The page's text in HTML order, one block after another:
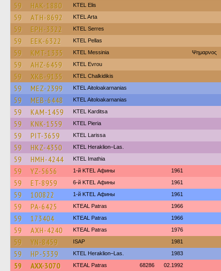
59 HAK-1880 KTEL Elis
59 ATH-8692 KTEL Arta
59 EPH-3322 KTEL Serres
59 EEK-6322 KTEL Pellas
59 KMT-1335 KTEL Messinia Ψημαρνος
59 AHZ-6459 KTEL Evrou
59 XKB-9135 ΚΤΕL Chalkidikis
59 MEZ-2399 KTEL Aitoloakarnanias
59 MEB-6448 KTEL Aitoloakarnanias
59 KAM-1459 ΚΤΕL Karditsa
59 KNK-1559 KTEL Pieria
59 PIT-3659 KTEL Larissa
59 HKZ-4350 KTEL Heraklion–Las.
59 HMH-4244 KTEL Imathia
59 YZ-5656 1-й KTEL Афины 1961
59 ET-8959 6-й KTEL Афины 1961
59 100822 1-й KTEL Афины 1961
59 PA-6425 KTEAL Patras 1966
59 173404 KTEAL Patras 1966
59 AXH-4240 KTEAL Patras 1976
59 YN-8459 ISAP 1981
59 HP-5339 KTEL Heraklion–Las. 1983
59 AXX-3070 KTEAL Patras 68286 02.1992